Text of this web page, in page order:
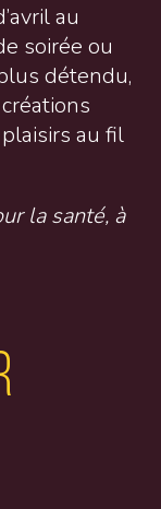
au
soirée ou
détendu,
au fil
la santé, à